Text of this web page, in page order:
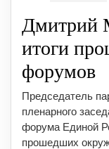
Дмитрий
итоги
форумов
Председатель
пленарного
форума Единой
прошедших